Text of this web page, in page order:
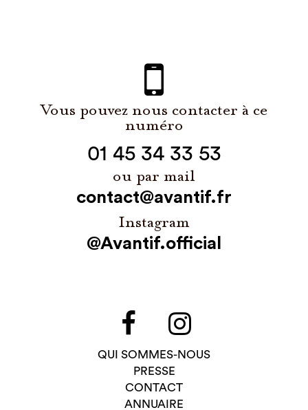
Vous pouvez nous contacter à ce
numéro
01 45 34 33 53
ou par mail
contact@avantif.fr
Instagram
@Avantif.official
QUI SOMMES-NOUS
PRESSE
CONTACT
ANNUAIRE